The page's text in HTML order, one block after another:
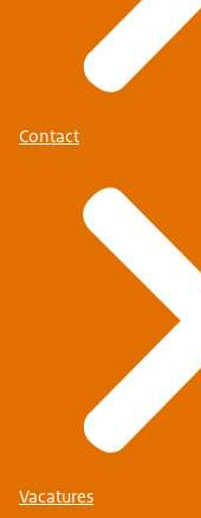
Contact
Vacatures